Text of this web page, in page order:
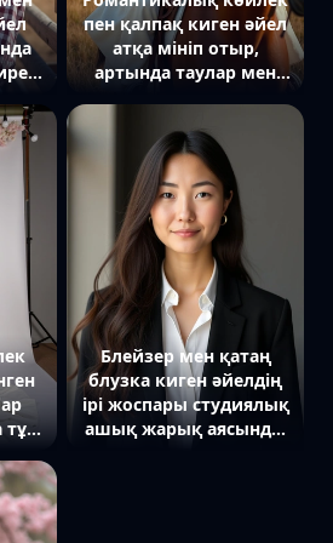
пен қалпақ киген әйел
атқа мініп отыр,
артында таулар мен
Блейзер мен қатаң
блузка киген әйелдің
ірі жоспары студиялық
ашық жарық аясында,